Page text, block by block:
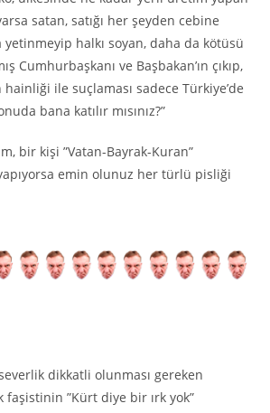
satan, satığı her şeyden cebine
halkı soyan, daha da kötüsü
Cumhurbaşkanı ve Başbakan’ın çıkıp,
ile suçlaması sadece Türkiye’de
bana katılır mısınız?”
bir kişi ”Vatan-Bayrak-Kuran”
emin olunuz her türlü pisliği
dikkatli olunması gereken
faşistinin ”Kürt diye bir ırk yok”